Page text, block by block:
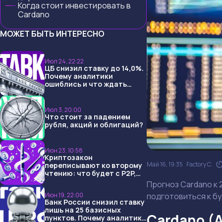
Когда стоит инвестировать в
Cardano
МОЖЕТ БЫТЬ ИНТЕРЕСНО
Июл 24, 22:22
ЦБ снизил ставку до 14,0%.
Почему аналитики
ошиблись и что ждать
Июл 3, 20:00
Что стоит за падением
рубля, акций и облигаций?
Июн 23, 10:58
Криптозакон
переписывают ко второму
чтению: что будет с P2P,
Июн 19, 22:00
Банк России снизил ставку
лишь на 25 базисных
пунктов. Почему аналитики
Май 16, 19:35 Factory C.
Прогноз Cardano к
подготовиться к